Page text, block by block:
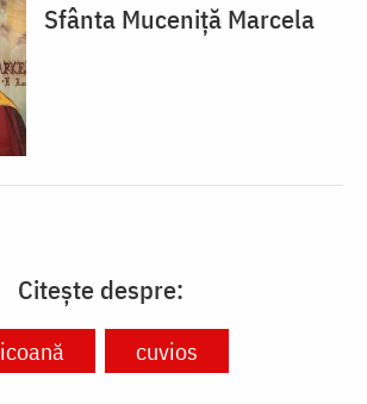
Sfânta Muceniță Marcela
Citește despre:
icoană cuvios